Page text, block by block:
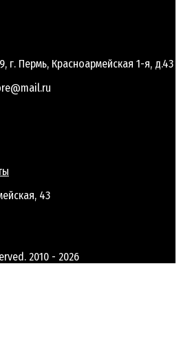
г. Пермь, Красноармейская 1-я, д.43
43
2010 - 2026